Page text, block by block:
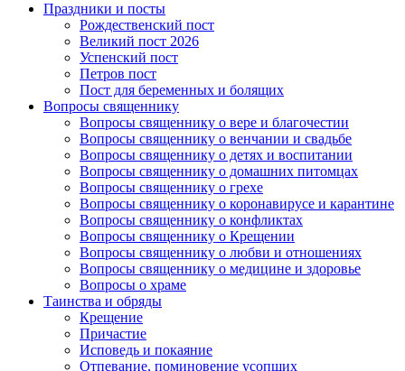
Праздники и посты
Рождественский пост
Великий пост 2026
Успенский пост
Петров пост
Пост для беременных и болящих
Вопросы священнику
Вопросы священнику о вере и благочестии
Вопросы священнику о венчании и свадьбе
Вопросы священнику о детях и воспитании
Вопросы священнику о домашних питомцах
Вопросы священнику о грехе
Вопросы священнику о коронавирусе и карантине
Вопросы священнику о конфликтах
Вопросы священнику о Крещении
Вопросы священнику о любви и отношениях
Вопросы священнику о медицине и здоровье
Вопросы о храме
Таинства и обряды
Крещение
Причастие
Исповедь и покаяние
Отпевание, поминовение усопших